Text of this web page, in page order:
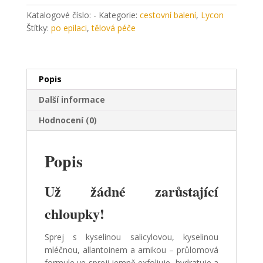
SOLUTION
množství
Katalogové číslo: - Kategorie: cestovní balení, Lycon
Štítky: po epilaci,tělová péče
Popis
Další informace
Hodnocení (0)
Popis
Už žádné zarůstající
chloupky!
Sprej s kyselinou salicylovou, kyselinou
mléčnou, allantoinem a arnikou – průlomová